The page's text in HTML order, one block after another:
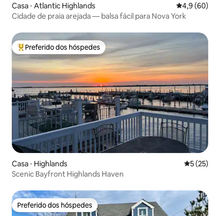
Casa ⋅ Atlantic Highlands 4,9 de uma
4,9 (60)
Cidade de praia arejada — balsa fácil para Nova York
Entre os melhores preferidos dos hóspedes
Preferido dos hóspedes
Casa ⋅ Highlands 5 de uma
5 (25)
Scenic Bayfront Highlands Haven
Preferido dos hóspedes
Preferido dos hóspedes